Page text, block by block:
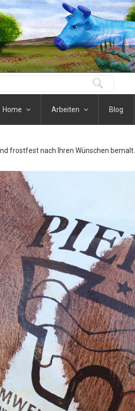
Home Arbeiten Blog
frostfest nach Ihren Wünschen